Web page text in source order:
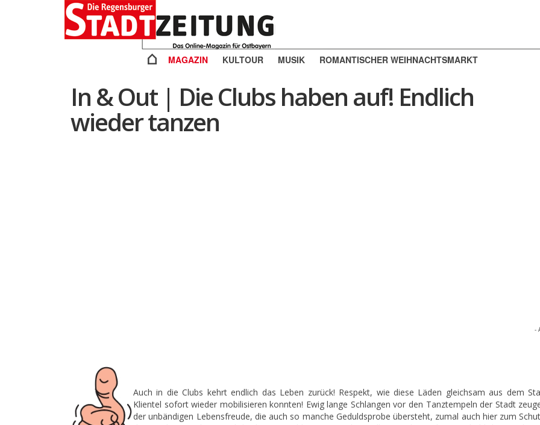
MAGAZIN KULTOUR MUSIK ROMANTISCHER WEIHNACHTSMARKT
In & Out | Die Clubs haben auf! Endlich
wieder tanzen
-
Auch in die Clubs kehrt endlich das Leben zurück! Respekt, wie diese Läden gleichsam aus dem
Klientel sofort wieder mobilisieren konnten! Ewig lange Schlangen vor den Tanztempeln der Stadt
der unbändigen Lebensfreude, die auch so manche Geduldsprobe übersteht, zumal auch hier zum